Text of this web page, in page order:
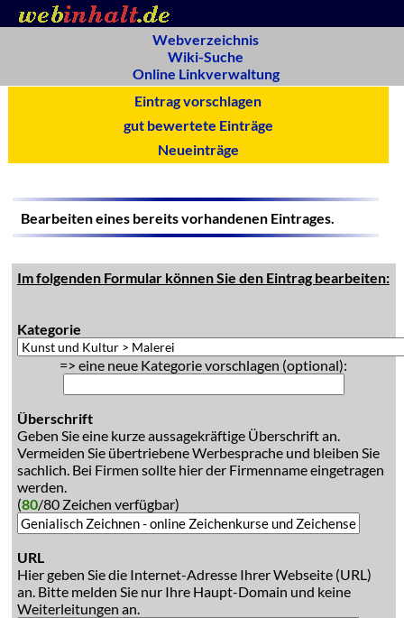
Webverzeichnis
Wiki-Suche
Online Linkverwaltung
Eintrag vorschlagen
gut bewertete Einträge
Neueinträge
Bearbeiten eines bereits vorhandenen Eintrages.
Im folgenden Formular können Sie den Eintrag bearbeiten:
Kategorie
=> eine neue Kategorie vorschlagen (optional):
Überschrift
Geben Sie eine kurze aussagekräftige Überschrift an.
Vermeiden Sie übertriebene Werbesprache und bleiben Sie
sachlich. Bei Firmen sollte hier der Firmenname eingetragen
werden.
(80/80 Zeichen verfügbar)
URL
Hier geben Sie die Internet-Adresse Ihrer Webseite (URL)
an. Bitte melden Sie nur Ihre Haupt-Domain und keine
Weiterleitungen an.